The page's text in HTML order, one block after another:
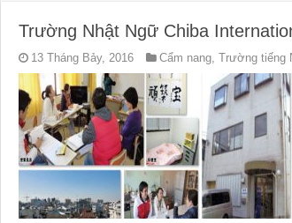
Trường Nhật Ngữ Chiba
13 Tháng Bảy, 2016 Cẩm nang, Trường tiếng